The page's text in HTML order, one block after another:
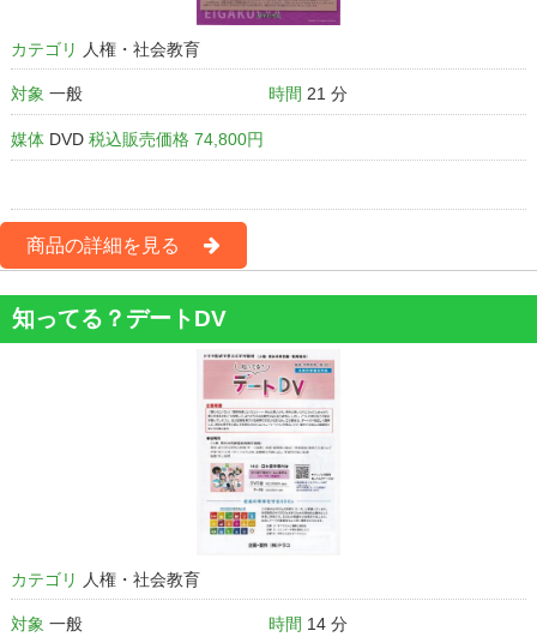
カテゴリ 人権・社会教育
対象 一般 時間 21 分
媒体 DVD 税込販売価格 74,800円
商品の詳細を見る
知ってる？デートDV
カテゴリ 人権・社会教育
対象 一般 時間 14 分